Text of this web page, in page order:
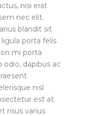
nisi erat
nec elit.
blandit sit
porta felis
mi porta
odio, dapibus ac
nisl
est at
risus varius